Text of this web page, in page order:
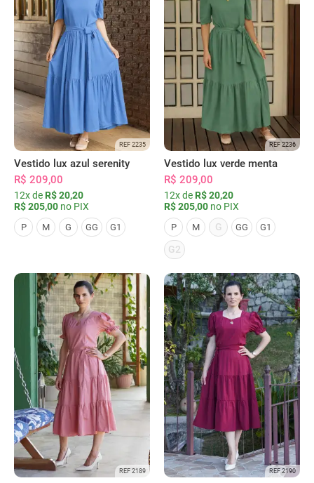
REF 2235
Vestido lux azul serenity
R$ 209,00
12x de R$ 20,20
R$ 205,00 no PIX
P M G GG G1
REF 2236
Vestido lux verde menta
R$ 209,00
12x de R$ 20,20
R$ 205,00 no PIX
P M G GG G1
G2
REF 2189 REF 2190